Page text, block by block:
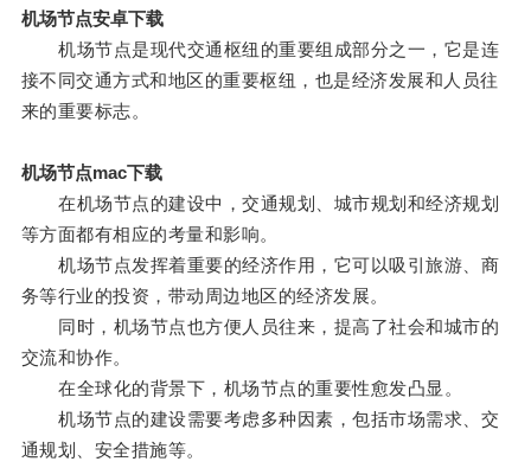
机场节点安卓下载
机场节点是现代交通枢纽的重要组成部分之一，它是连
接不同交通方式和地区的重要枢纽，也是经济发展和人员往
来的重要标志。
机场节点mac下载
在机场节点的建设中，交通规划、城市规划和经济规划
等方面都有相应的考量和影响。
机场节点发挥着重要的经济作用，它可以吸引旅游、商
务等行业的投资，带动周边地区的经济发展。
同时，机场节点也方便人员往来，提高了社会和城市的
交流和协作。
在全球化的背景下，机场节点的重要性愈发凸显。
机场节点的建设需要考虑多种因素，包括市场需求、交
通规划、安全措施等。